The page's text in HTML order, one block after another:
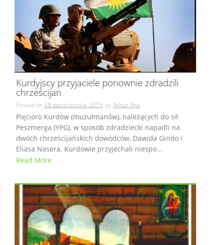
Kurdyjscy przyjaciele ponownie zdradzili
chrześcijan
Posted on 28 października, 2015 byAshur Aho
Pięcioro Kurdów (muzułmanów), należących do sił
Peszmerga (YPG), w sposób zdradziecki napadli na
dwóch chrześcijańskich dowódców, Dawida Gindo i
Eliasa Nasera. Kurdowie przyjechali niespo...
Read More